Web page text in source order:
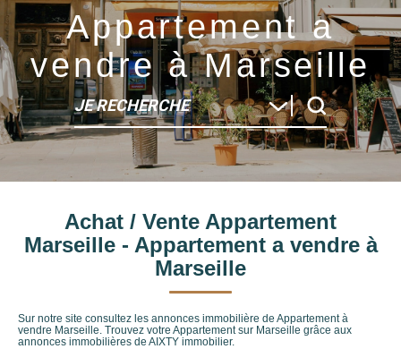
Appartement a
vendre à Marseille
JE RECHERCHE
Type de bien
Localité
Achat / Vente Appartement
Marseille - Appartement a vendre à
Marseille
Sur notre site consultez les annonces immobilière de Appartement à
vendre Marseille. Trouvez votre Appartement sur Marseille grâce aux
annonces immobilières de AIXTY immobilier.